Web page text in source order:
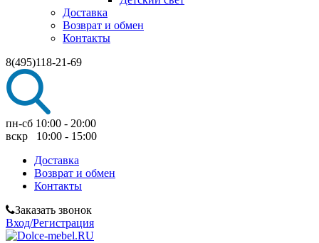
Доставка
Возврат и обмен
Контакты
8(495)118-21-69
пн-сб 10:00 - 20:00
вскр 10:00 - 15:00
Доставка
Возврат и обмен
Контакты
Заказать звонок
Вход/Регистрация